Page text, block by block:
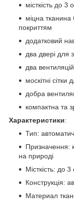
місткість до 3
міцна
покриттям
додатковий
два двері для
два
москітні сітки
добра
компактна та
Характеристики:
Тип:
Призначення:
на природі
Місткість: до 3
Конструкція:
Материал